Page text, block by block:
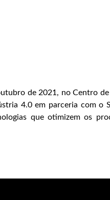
de 2021, no Centro
4.0 em parceria com o
que otimizem os